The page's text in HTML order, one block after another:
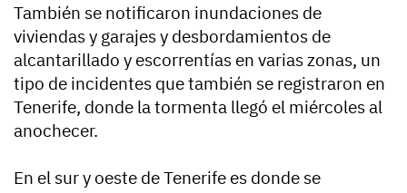
También se notificaron inundaciones de
viviendas y garajes y desbordamientos de
alcantarillado y escorrentías en varias zonas, un
tipo de incidentes que también se registraron en
Tenerife, donde la tormenta llegó el miércoles al
anochecer.
En el sur y oeste de Tenerife es donde se